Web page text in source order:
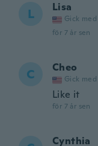
L Lisa
Gick med
för 7 år sen
C Cheo
Gick med
Like it
för 7 år sen
Cynthia